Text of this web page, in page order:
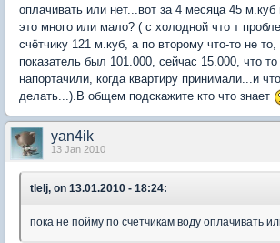
оплачивать или нет...вот за 4 месяца 45
это много или мало? ( с холодной что т
счётчику 121 м.куб, а по второму что-то не то,
показатель был 101.000, сейчас 15.000, что
напортачили, когда квартиру принимали...и
делать...).В общем подскажите кто что знает
yan4ik
13 Jan 2010
tlelj, on 13.01.2010 - 18:24:
пока не пойму по счетчикам воду оплачивать